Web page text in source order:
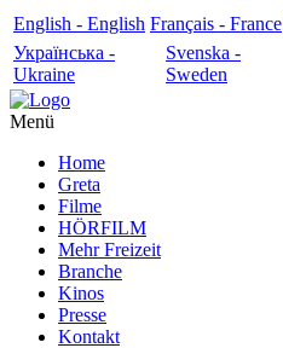
English - English Français - France
Українська -
Ukraine
Svenska -
Sweden
Menü
Home
Greta
Filme
HÖRFILM
Mehr Freizeit
Branche
Kinos
Presse
Kontakt